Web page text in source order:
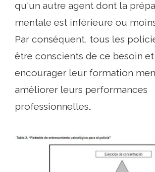
qu'un autre agent dont la
mentale est inférieure ou
Par conséquent, tous les
être conscients de ce besoin
encourager leur formation
améliorer leurs performances
professionnelles..